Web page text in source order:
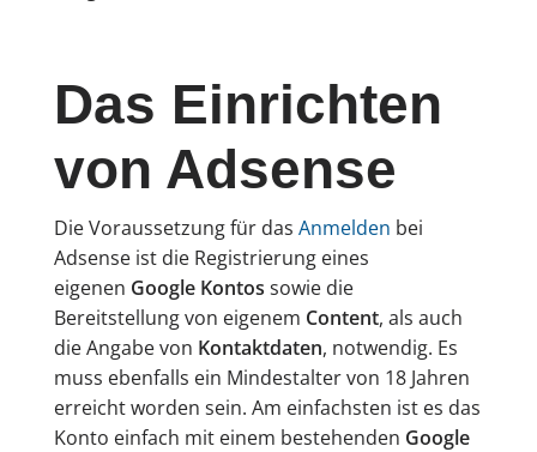
Das Einrichten
von Adsense
Die Voraussetzung für das Anmelden bei
Adsense ist die Registrierung eines
eigenen Google Kontos sowie die
Bereitstellung von eigenem Content, als auch
die Angabe von Kontaktdaten, notwendig. Es
muss ebenfalls ein Mindestalter von 18 Jahren
erreicht worden sein. Am einfachsten ist es das
Konto einfach mit einem bestehenden Google